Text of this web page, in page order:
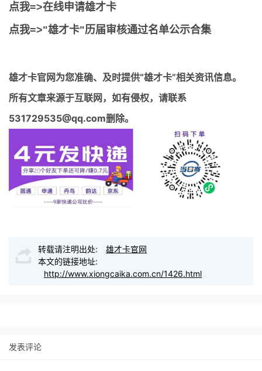
点我=>在线申请雄才卡
点我=>"雄才卡"历届审核通过名单公示合集
雄才卡官网为您准确、及时提供“雄才卡”相关资讯信息。
所有文章来源于互联网，如有侵权，请联系
531729535@qq.com删除。
转载请注明出处:
雄才卡官网
本文的链接地址:
http://www.xiongcaika.com.cn/1426.html
发表评论